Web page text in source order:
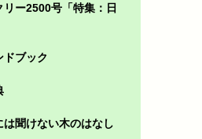
ー2500号「特集：日
ドブック
は聞けない木のはなし